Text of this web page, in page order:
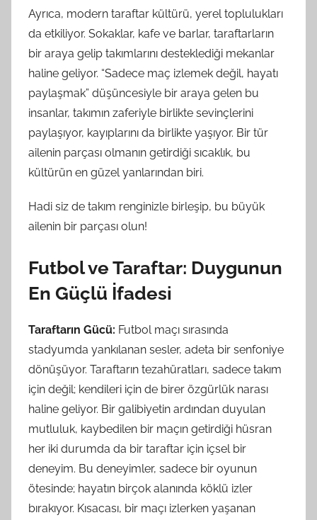
Ayrıca, modern taraftar kültürü, yerel toplulukları
da etkiliyor. Sokaklar, kafe ve barlar, taraftarların
bir araya gelip takımlarını desteklediği mekanlar
haline geliyor. “Sadece maç izlemek değil, hayatı
paylaşmak” düşüncesiyle bir araya gelen bu
insanlar, takımın zaferiyle birlikte sevinçlerini
paylaşıyor, kayıplarını da birlikte yaşıyor. Bir tür
ailenin parçası olmanın getirdiği sıcaklık, bu
kültürün en güzel yanlarından biri.
Hadi siz de takım renginizle birleşip, bu büyük
ailenin bir parçası olun!
Futbol ve Taraftar: Duygunun
En Güçlü İfadesi
Taraftarın Gücü: Futbol maçı sırasında
stadyumda yankılanan sesler, adeta bir senfoniye
dönüşüyor. Taraftarın tezahüratları, sadece takım
için değil; kendileri için de birer özgürlük narası
haline geliyor. Bir galibiyetin ardından duyulan
mutluluk, kaybedilen bir maçın getirdiği hüsran
her iki durumda da bir taraftar için içsel bir
deneyim. Bu deneyimler, sadece bir oyunun
ötesinde; hayatın birçok alanında köklü izler
bırakıyor. Kısacası, bir maçı izlerken yaşanan